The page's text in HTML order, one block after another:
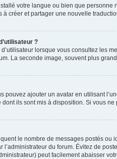
votre langue ou bien que
créer et partager une nouvelle
?
lorsque vous consultez les
La seconde image, souvent plus
pouvez ajouter un avatar en utilisant
ils sont mis à disposition. Si vous
le nombre de messages postés
l’administrateur du forum. Évitez de
peut facilement abaisser